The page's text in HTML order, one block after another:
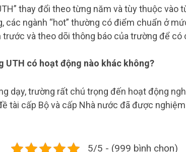
thay đổi theo từng năm và tùy thuộc vào
các ngành “hot” thường có điểm chuẩn ở
và theo dõi thông báo của trường để có
UTH có hoạt động nào khác không?
dạy, trường rất chú trọng đến hoạt động
tài cấp Bộ và cấp Nhà nước đã được
5/5 - (999 bình chọn)